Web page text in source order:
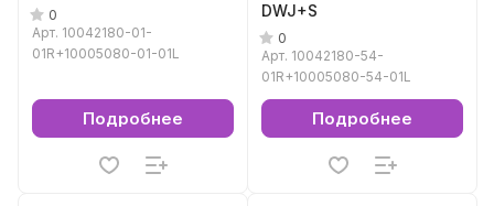
0
Арт. 10042180-01-
01R+10005080-01-01L
Подробнее
DWJ+S
0
Арт. 10042180-54-
01R+10005080-54-01L
Подробнее